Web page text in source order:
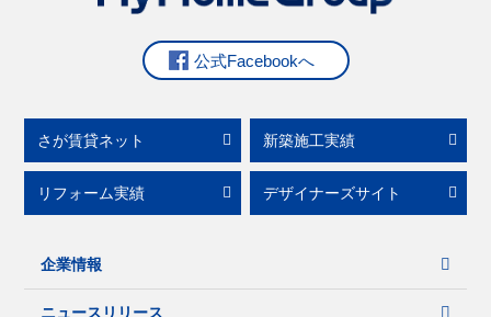
公式Facebookへ
さが賃貸ネット 新築施工実績
リフォーム実績 デザイナーズサイト
企業情報
ニュースリリース